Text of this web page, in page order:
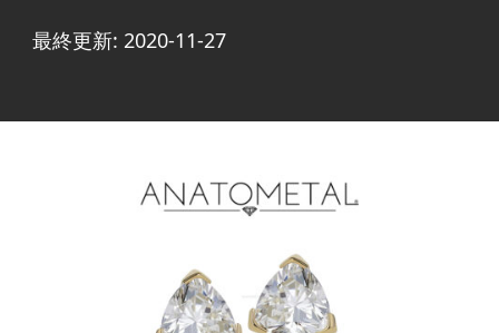
最終更新: 2020-11-27